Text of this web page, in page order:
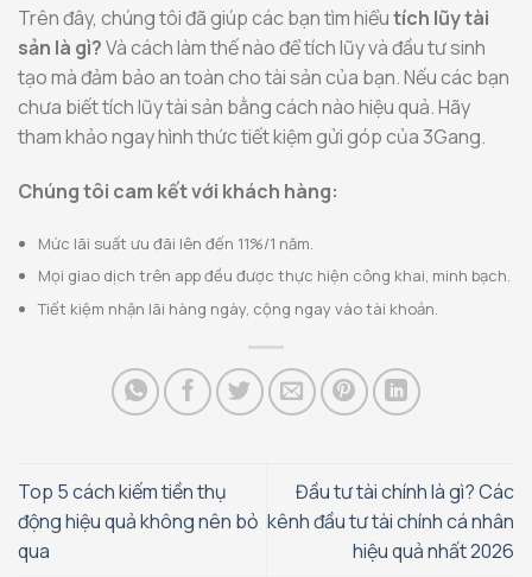
Trên đây, chúng tôi đã giúp các bạn tìm hiểutích lũy tài
sản là gì?Và cách làm thế nào để tích lũy và đầu tư sinh
tạo mà đảm bảo an toàn cho tài sản của bạn. Nếu các bạn
chưa biết tích lũy tài sản bằng cách nào hiệu quả. Hãy
tham khảo ngay hình thức tiết kiệm gửi góp của 3Gang.
Chúng tôi cam kết với khách hàng:
Mức lãi suất ưu đãi lên đến 11%/1 năm.
Mọi giao dịch trên app đều được thực hiện công khai, minh bạch.
Tiết kiệm nhận lãi hàng ngày, cộng ngay vào tài khoản.
Top 5 cách kiếm tiền thụ
động hiệu quả không nên bỏ
qua
Đầu tư tài chính là gì? Các
kênh đầu tư tài chính cá nhân
hiệu quả nhất 2026